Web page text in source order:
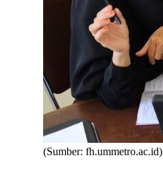
(Sumber: fh.ummetro.ac.id)